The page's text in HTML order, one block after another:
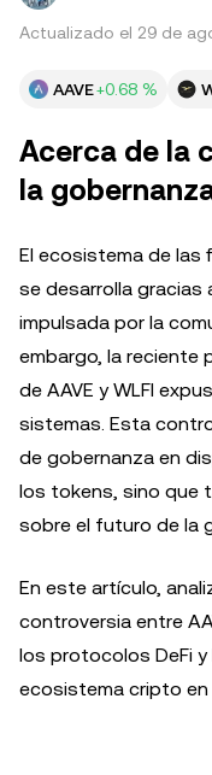
Actualizado el 29 de
AAVE+0.68 %
Acerca de la
la
El ecosistema de las
se desarrolla gracias
impulsada por la
embargo, la reciente
de AAVE y WLFI
sistemas. Esta
de gobernanza en
los tokens, sino que
sobre el futuro de la
En este artículo,
controversia entre
los protocolos DeFi
ecosistema cripto en